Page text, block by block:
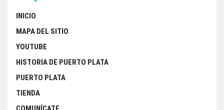
INICIO
MAPA DEL SITIO
YOUTUBE
HISTORIA DE PUERTO PLATA
PUERTO PLATA
TIENDA